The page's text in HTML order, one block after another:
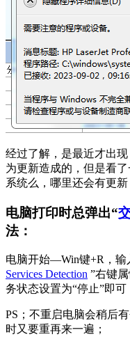
经过了解，是最近才出
为更新造成的，但是看
系统么，哪里还会有更
电脑打印时总弹出“
法：
电脑开始—Win键+R，输
Services Detection ”右键
务状态设置为“停止”即
PS；不重启电脑会稍后
时又要重再来一遍；